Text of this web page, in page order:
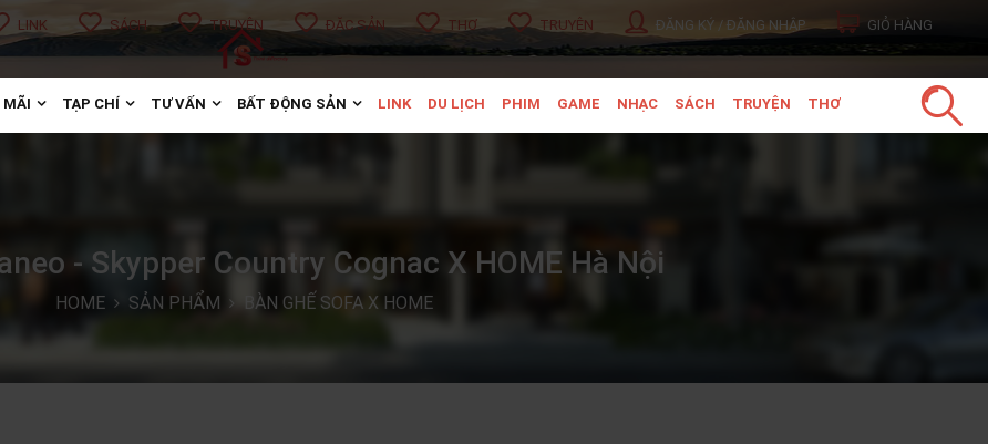
LINK SÁCH TRUYỆN ĐẶC SẢN THƠ TRUYỆN ĐĂNG KÝ / ĐĂNG NHẬP GIỎ HÀNG
MÃI TẠP CHÍ TƯ VẤN BẤT ĐỘNG SẢN LINK DU LỊCH PHIM GAME NHẠC SÁCH TRUYỆN THƠ
- Skypper Country Cognac X HOME Hà Nội
HOME SẢN PHẨM BÀN GHẾ SOFA X HOME